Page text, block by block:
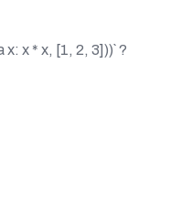
x: x * x, [1, 2, 3]))` ?